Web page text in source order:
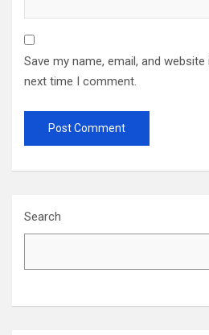
Save my name, email, and
next time I comment.
Search